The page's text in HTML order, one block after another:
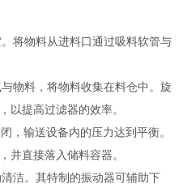
将物料从进料口通过吸料软管与
物料，将物料收集在料仓中。旋
以提高过滤器的效率。
，输送设备内的压力达到平衡。
并直接落入储料容器。
洁。其特制的振动器可辅助下